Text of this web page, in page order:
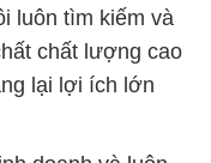
luôn tìm kiếm và
chất lượng cao
lại lợi ích lớn